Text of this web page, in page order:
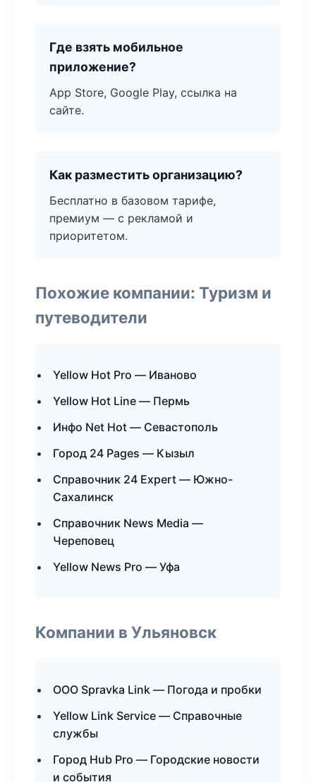
Где взять мобильное
приложение?
App Store, Google Play, ссылка на
сайте.
Как разместить организацию?
Бесплатно в базовом тарифе,
премиум — с рекламой и
приоритетом.
Похожие компании: Туризм и
путеводители
Yellow Hot Pro — Иваново
Yellow Hot Line — Пермь
Инфо Net Hot — Севастополь
Город 24 Pages — Кызыл
Справочник 24 Expert — Южно-
Сахалинск
Справочник News Media —
Череповец
Yellow News Pro — Уфа
Компании в Ульяновск
ООО Spravka Link — Погода и пробки
Yellow Link Service — Справочные
службы
Город Hub Pro — Городские новости
и события